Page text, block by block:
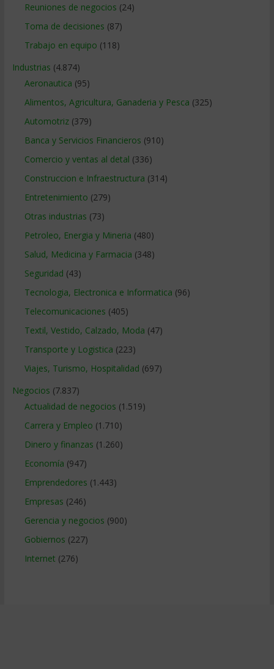
Reuniones de negocios (24)
Toma de decisiones (87)
Trabajo en equipo (118)
Industrias (4.874)
Aeronautica (95)
Alimentos, Agricultura, Ganaderia y Pesca (325)
Automotriz(379)
Banca y Servicios Financieros (910)
Comercio y ventas al detal (336)
Construccion e Infraestructura (314)
Entretenimiento (279)
Otras industrias (73)
Petroleo, Energia y Mineria (480)
Salud, Medicina y Farmacia (348)
Seguridad (43)
Tecnologia, Electronica e Informatica (96)
Telecomunicaciones (405)
Textil, Vestido, Calzado, Moda (47)
Transporte y Logistica (223)
Viajes, Turismo, Hospitalidad (697)
Negocios (7.837)
Actualidad de negocios (1.519)
Carrera y Empleo (1.710)
Dinero y finanzas (1.260)
Economía (947)
Emprendedores (1.443)
Empresas (246)
Gerencia y negocios (900)
Gobiernos (227)
Internet (276)